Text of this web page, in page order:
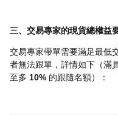
三、交易專家的現貨總權益
交易專家帶單需要滿足最低
者無法跟單，詳情如下（滿
至多 10% 的跟隨名額）：